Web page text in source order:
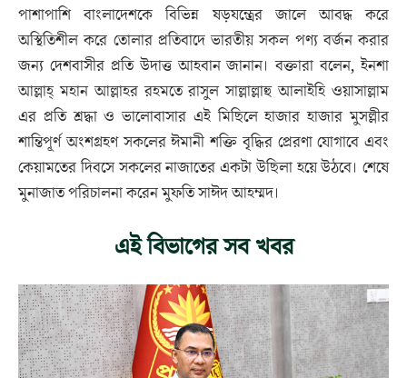
পাশাপাশি বাংলাদেশকে বিভিন্ন ষড়যন্ত্রের জালে আবদ্ধ করে
অস্থিতিশীল করে তোলার প্রতিবাদে ভারতীয় সকল পণ্য বর্জন করার
জন্য দেশবাসীর প্রতি উদাত্ত আহবান জানান। বক্তারা বলেন, ইনশা
আল্লাহ্ মহান আল্লাহর রহমতে রাসুল সাল্লাল্লাহু আলাইহি ওয়াসাল্লাম
এর প্রতি শ্রদ্ধা ও ভালোবাসার এই মিছিলে হাজার হাজার মুসল্লীর
শান্তিপূর্ণ অংশগ্রহণ সকলের ঈমানী শক্তি বৃদ্ধির প্রেরণা যোগাবে এবং
কেয়ামতের দিবসে সকলের নাজাতের একটা উছিলা হয়ে উঠবে। শেষে
মুনাজাত পরিচালনা করেন মুফতি সাঈদ আহম্মদ।
এই বিভাগের সব খবর